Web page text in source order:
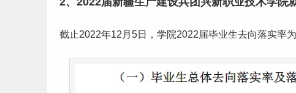
截止2022年12月5日，学院2022届毕业生去向落实率